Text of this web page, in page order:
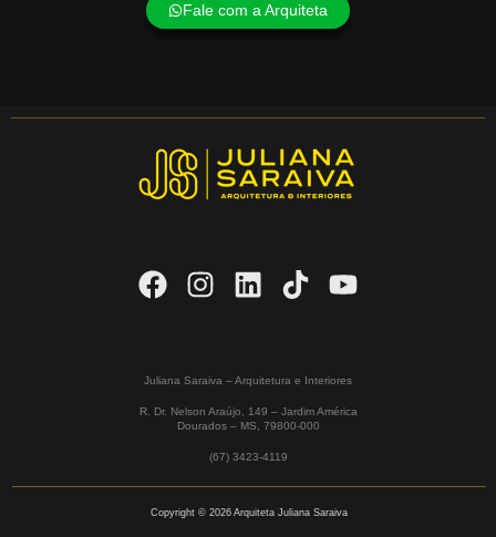
Fale com a Arquiteta
Juliana Saraiva – Arquitetura e Interiores
R. Dr. Nelson Araújo, 149 – Jardim América
Dourados – MS, 79800-000
(67) 3423-4119
Copyright © 2026 Arquiteta Juliana Saraiva